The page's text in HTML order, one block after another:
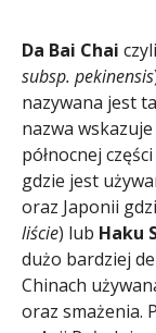
Da Bai Chai czyli
subsp. pekinensis
nazywana jest
nazwa
północnej
gdzie jest
oraz Japonii
liście) lub Haku
dużo bardziej
Chinach
oraz smażenia.